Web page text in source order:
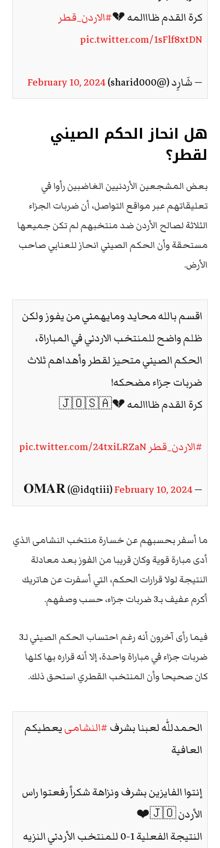
كرة القدم ظااالمه 💔#الاردن_قطر
pic.twitter.com/1sFlf8xtDN
— شَارِد (@sharid000) February 10, 2024
هل انحاز الحكم الصيني
لقطر؟
بعض المشجعين الأردنيين الغاضبين رأوا في
تعليقاتهم عبر مواقع التواصل، أن ضربات الجزاء
الثلاثة لصالح الأردن ضد منتخبهم لم تكن جميعها
مستحقة وأن الحكم الصيني انحاز للعنابي صاحب
الأرض.
اقسم بالله محايد ومايهمني من يفوز ولكن
ظلم واضح للمنتخب الاردني في المباراة،
الحكم الصيني متحيز لقطر وأهداهم ثلاث
ضربات جزاء مضحكه!
كرة القدم ظااالمه 💔🇯🇴🇸🇦
#الاردن_قطر pic.twitter.com/24txiLRZaN
— 𝐎𝐌𝐀𝐑 (@idqtiii)
February 10, 2024
ما أسفر بحسبهم عن خسارة منتخب النشامى الذي
أدى مبارة قوية وكان قريبا من الفوز بعد معادلة
النتيجة لولا قرارات الحكم، التي أسفرت عن هاتريك
أكرم عفيف بـ3 ضربات جزاء، حسب وصفهم.
فيما رأى آخرون أنه رغم احتساب الحكم الصيني لـ3
ضربات جزاء في مباراة واحدة، إلا أنه قراره بها كلها
كان صحيحا وأن المنتخب القطري استحق ذلك.
الحمدللّٰه لعبنا بشرف#النشامىيعطيكم
العافية
إنتوا الفايزين بشرف ونزاهة شكراً رفعتوا راس
الأردن 🇯🇴❤️
النتيجة الفعلية 1-0 للمنتخب الأردني النزيه